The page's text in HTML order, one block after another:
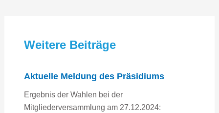
Weitere Beiträge
Aktuelle Meldung des Präsidiums
Ergebnis der Wahlen bei der
Mitgliederversammlung am 27.12.2024: